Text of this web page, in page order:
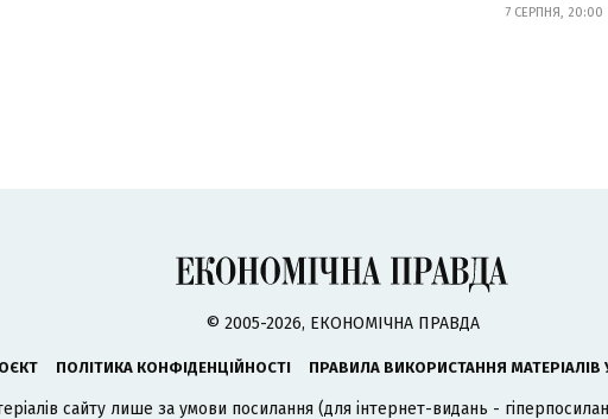
7 СЕРПНЯ, 20:00
© 2005-2026, ЕКОНОМІЧНА ПРАВДА
ПОЛІТИКА КОНФІДЕНЦІЙНОСТІ ПРАВИЛА ВИКОРИСТАННЯ МАТЕРІАЛІВ
сайту лише за умови посилання (для інтернет-видань -